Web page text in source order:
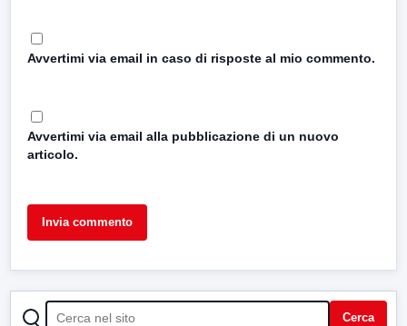
Avvertimi via email in caso di risposte al mio commento.
Avvertimi via email alla pubblicazione di un nuovo
articolo.
CERCA Cerca